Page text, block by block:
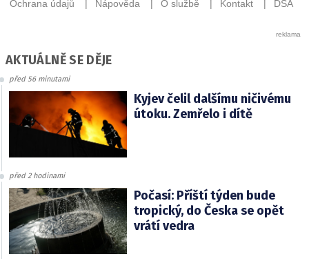
AKTUÁLNĚ SE DĚJE
před 56 minutami
Kyjev čelil dalšímu ničivému
útoku. Zemřelo i dítě
před 2 hodinami
Počasí: Příští týden bude
tropický, do Česka se opět
vrátí vedra